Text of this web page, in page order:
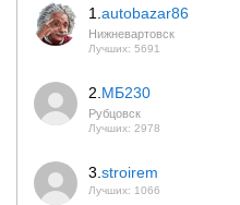
1. autobazar86
Нижневартовск
Лучших: 5691
2. МБ230
Рубцовск
Лучших: 2978
3. stroirem
Лучших: 1066